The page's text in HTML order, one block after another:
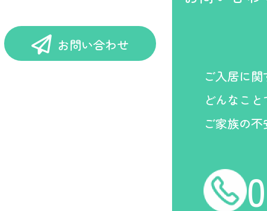
お問い合わせ
ご入居に関
どんなこ
ご家族の